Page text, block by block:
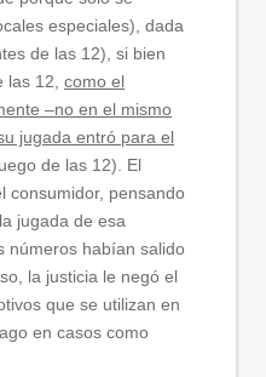
especiales), dada
de las 12), si bien
las 12, como el
–no en el mismo
jugada entró para el
de las 12). El
consumidor, pensando
jugada de esa
números habían salido
la justicia le negó el
que se utilizan en
en casos como